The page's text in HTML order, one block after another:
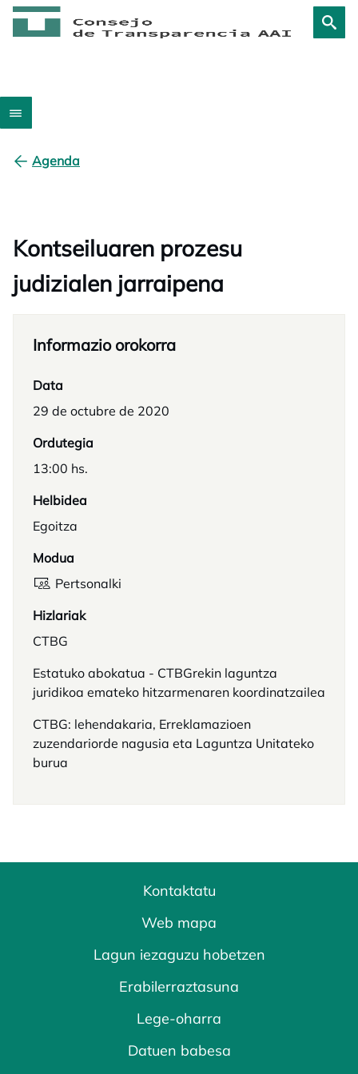
Agenda
Kontseiluaren prozesu
judizialen jarraipena
Informazio orokorra
Data
29 de octubre de 2020
Ordutegia
13:00 hs.
Helbidea
Egoitza
Modua
Pertsonalki
Hizlariak
CTBG
Estatuko abokatua - CTBGrekin laguntza
juridikoa emateko hitzarmenaren koordinatzailea
CTBG: lehendakaria, Erreklamazioen
zuzendariorde nagusia eta Laguntza Unitateko
burua
Kontaktatu
Web mapa
Lagun iezaguzu hobetzen
Erabilerraztasuna
Lege-oharra
Datuen babesa